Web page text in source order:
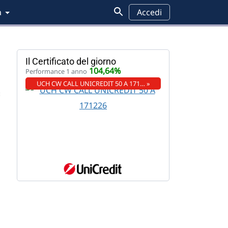
Accedi
Il Certificato del giorno
Performance 1 anno 104,64%
UCH CW CALL UNICREDIT 50 A 171… »